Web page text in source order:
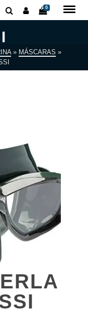
0
» MÁSCARAS »